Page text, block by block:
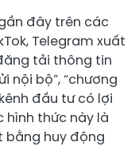
đây trên các
Telegram xuất
tải thông tin
nội bộ”, “chương
đầu tư có lợi
hình thức này là
bằng huy động